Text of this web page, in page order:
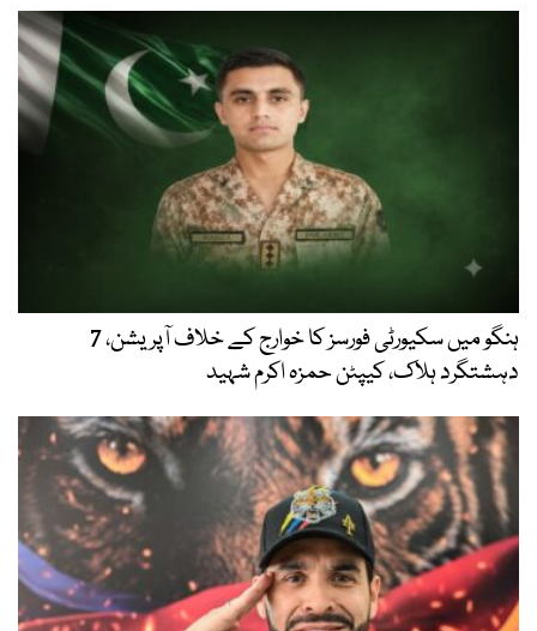
ہنگو میں سکیورٹی فورسز کا خوارج کے خلاف آپریشن، 7
دہشتگرد ہلاک، کیپٹن حمزہ اکرم شہید